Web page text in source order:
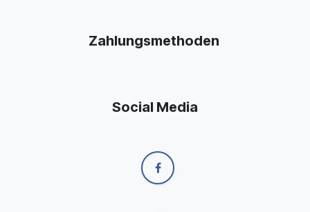
Zahlungsmethoden
Social Media